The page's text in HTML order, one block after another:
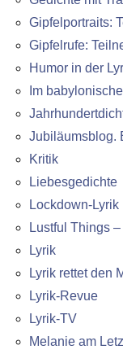
Gipfelportraits:
Gipfelrufe:
Humor in der
Im
Jubiläumsblog.
Kritik
Liebesgedichte
Lockdown-Lyrik
Lustful Things
Lyrik
Lyrik rettet den
Lyrik-Revue
Lyrik-TV
Melanie am